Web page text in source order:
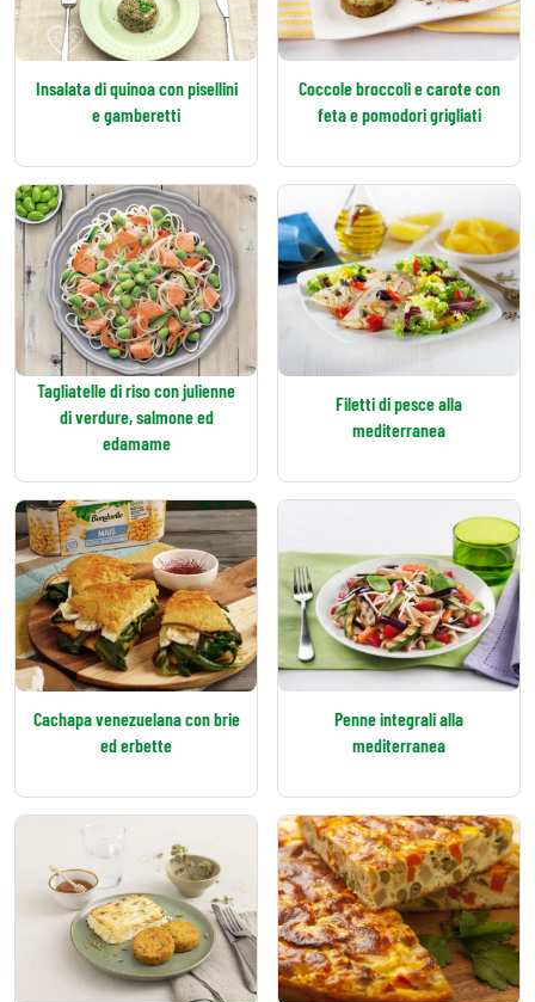
Insalata di quinoa con pisellini
e gamberetti
Coccole broccoli e carote con
feta e pomodori grigliati
Tagliatelle di riso con julienne
di verdure, salmone ed
edamame
Filetti di pesce alla
mediterranea
Cachapa venezuelana con brie
ed erbette
Penne integrali alla
mediterranea